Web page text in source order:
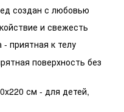
создан с любовью
и свежесть
приятная к телу
поверхность без
см - для детей,